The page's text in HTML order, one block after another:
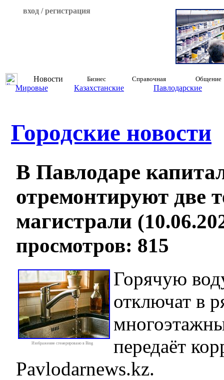
вход / регистрация
Новости Бизнес Справочная Общение
Мировые Казахстанские Павлодарские
Городские новости
В Павлодаре
отремонтируют две
магистрали
просмотров: 815
Изображение сгенерировано в Bing
Горячую
отключат в
передаёт
Pavlodarnews.kz.